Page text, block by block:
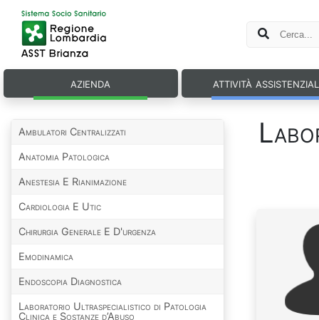
azienda attività
Ambulatori Centralizzati
Anatomia Patologica
Anestesia E Rianimazione
Cardiologia E Utic
Chirurgia Generale E D'urgenza
Emodinamica
Endoscopia Diagnostica
Laboratorio Ultraspecialistico di Patologia
Clinica e Sostanze d’Abuso